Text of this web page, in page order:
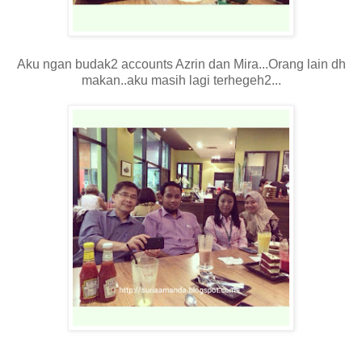
Aku ngan budak2 accounts Azrin dan Mira...Orang lain dh
makan..aku masih lagi terhegeh2...